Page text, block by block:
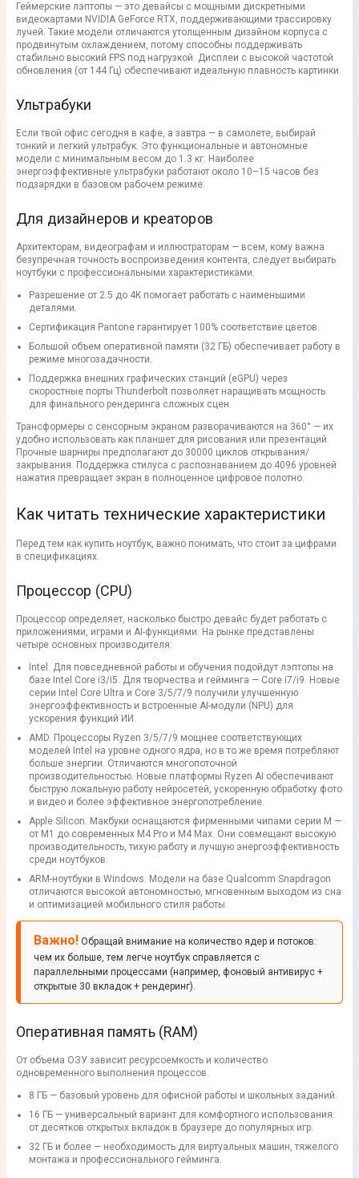
Геймерские лэптопы — это девайсы с мощными дискретными
видеокартами NVIDIA GeForce RTX, поддерживающими трассировку
лучей. Такие модели отличаются утолщенным дизайном корпуса с
продвинутым охлаждением, потому способны поддерживать
стабильно высокий FPS под нагрузкой. Дисплеи с высокой частотой
обновления (от 144 Гц) обеспечивают идеальную плавность картинки.
Ультрабуки
Если твой офис сегодня в кафе, а завтра — в самолете, выбирай
тонкий и легкий ультрабук. Это функциональные и автономные
модели с минимальным весом до 1.3 кг. Наиболее
энергоэффективные ультрабуки работают около 10–15 часов без
подзарядки в базовом рабочем режиме.
Для дизайнеров и креаторов
Архитекторам, видеографам и иллюстраторам — всем, кому важна
безупречная точность воспроизведения контента, следует выбирать
ноутбуки с профессиональными характеристиками.
Разрешение от 2.5 до 4K помогает работать с наименьшими
деталями.
Сертификация Pantone гарантирует 100% соответствие цветов.
Большой объем оперативной памяти (32 ГБ) обеспечивает работу в
режиме многозадачности.
Поддержка внешних графических станций (eGPU) через
скоростные порты Thunderbolt позволяет наращивать мощность
для финального рендеринга сложных сцен.
Трансформеры с сенсорным экраном разворачиваются на 360° — их
удобно использовать как планшет для рисования или презентаций.
Прочные шарниры предполагают до 30000 циклов открывания/
закрывания. Поддержка стилуса с распознаванием до 4096 уровней
нажатия превращает экран в полноценное цифровое полотно.
Как читать технические характеристики
Перед тем как купить ноутбук, важно понимать, что стоит за цифрами
в спецификациях.
Процессор (CPU)
Процессор определяет, насколько быстро девайс будет работать с
приложениями, играми и AI-функциями. На рынке представлены
четыре основных производителя:
Intel. Для повседневной работы и обучения подойдут лэптопы на
базе Intel Core i3/i5. Для творчества и гейминга — Core i7/i9. Новые
серии Intel Core Ultra и Core 3/5/7/9 получили улучшенную
энергоэффективность и встроенные AI-модули (NPU) для
ускорения функций ИИ.
AMD. Процессоры Ryzen 3/5/7/9 мощнее соответствующих
моделей Intel на уровне одного ядра, но в то же время потребляют
больше энергии. Отличаются многопоточной
производительностью. Новые платформы Ryzen AI обеспечивают
быструю локальную работу нейросетей, ускоренную обработку фото
и видео и более эффективное энергопотребление.
Apple Silicon. Макбуки оснащаются фирменными чипами серии M —
от M1 до современных M4 Pro и M4 Max. Они совмещают высокую
производительность, тихую работу и лучшую энергоэффективность
среди ноутбуков.
ARM-ноутбуки в Windows. Модели на базе Qualcomm Snapdragon
отличаются высокой автономностью, мгновенным выходом из сна
и оптимизацией мобильного стиля работы.
Важно! Обращай внимание на количество ядер и потоков:
чем их больше, тем легче ноутбук справляется с
параллельными процессами (например, фоновый антивирус +
открытые 30 вкладок + рендеринг).
Оперативная память (RAM)
От объема ОЗУ зависит ресурсоемкость и количество
одновременного выполнения процессов.
8 ГБ — базовый уровень для офисной работы и школьных заданий.
16 ГБ — универсальный вариант для комфортного использования:
от десятков открытых вкладок в браузере до популярных игр.
32 ГБ и более — необходимость для виртуальных машин, тяжелого
монтажа и профессионального гейминга.